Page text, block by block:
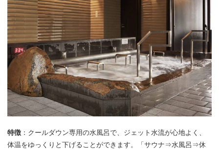
特徴 ：クールダウン専用の水風呂で、ジェット水流が心地よく、
体温をゆっくりと下げることができます。「サウナ⇒水風呂⇒休